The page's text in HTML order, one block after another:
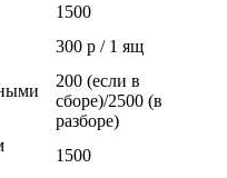
1500
300 р / 1 ящ
200 (если в
сборе)/2500 (в
разборе)
1500